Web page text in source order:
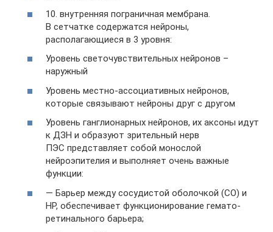
10. внутренняя пограничная мембрана.
В сетчатке содержатся нейроны,
располагающиеся в 3 уровня:
Уровень светочувствительных нейронов –
наружный
Уровень местно-ассоциативных нейронов,
которые связывают нейроны друг с другом
Уровень ганглионарных нейронов, их аксоны идут
к ДЗН и образуют зрительный нерв
ПЭС представляет собой монослой
нейроэпителия и выполняет очень важные
функции:
— Барьер между сосудистой оболочкой (СО) и
НР, обеспечивает функционирование гемато-
ретинального барьера;